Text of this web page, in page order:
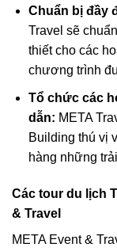
Chuẩn bị đầy
Travel sẽ
thiết cho các
chương trình
Tổ chức các
dẫn: META
Building thú vị
hàng những
Các tour du lịch
& Travel
META Event &